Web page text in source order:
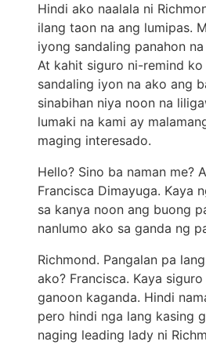
Hindi ako naalala ni
ilang taon na ang lumipas.
iyong sandaling panahon
At kahit siguro ni-remind ko
sandaling iyon na ako ang
sinabihan niya noon na
lumaki na kami ay
maging interesado.
Hello? Sino ba naman me?
Francisca Dimayuga. Kaya
sa kanya noon ang buong
nanlumo ako sa ganda ng
Richmond. Pangalan pa
ako? Francisca. Kaya
ganoon kaganda. Hindi
pero hindi nga lang kasing
naging leading lady ni